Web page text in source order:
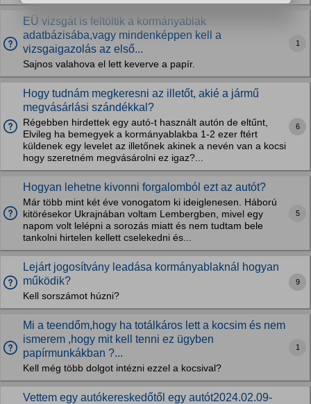
EÜ vizsgát is feltöltik a kormányablak
adatbázisába,vagy mindenképpen kell a
vizsgaigazolás az első...
Sajnos valahova el lett keverve a papír.
1
Hogy tudnám megkeresni az illetőt, akié a jármű
megvásárlási szándékkal?
Régebben hirdettek egy autó-t használt autón de eltűnt,
Elvileg ha bemegyek a kormányablakba 1-2 ezer ftért
küldenek egy levelet az illetőnek akinek a nevén van a kocsi
hogy szeretném megvásárolni ez igaz?...
6
Hogyan lehetne kivonni forgalomból ezt az autót?
Már több mint két éve vonogatom ki ideiglenesen. Háború
kitörésekor Ukrajnában voltam Lembergben, mivel egy
napom volt lelépni a sorozás miatt és nem tudtam bele
tankolni hirtelen kellett cselekedni és...
5
Lejárt jogosítvány leadása kormányablaknál hogyan
működik?
Kell sorszámot húzni?
9
Mi a teendőm,hogy ha totálkáros lett a kocsim és nem
ismerem ,hogy mit kell tenni ez ügyben
papírmunkákban ?...
Kell még több dolgot intézni ezzel a kocsival?
1
Vettem egy autókereskedőtől egy autót2024.02.09-